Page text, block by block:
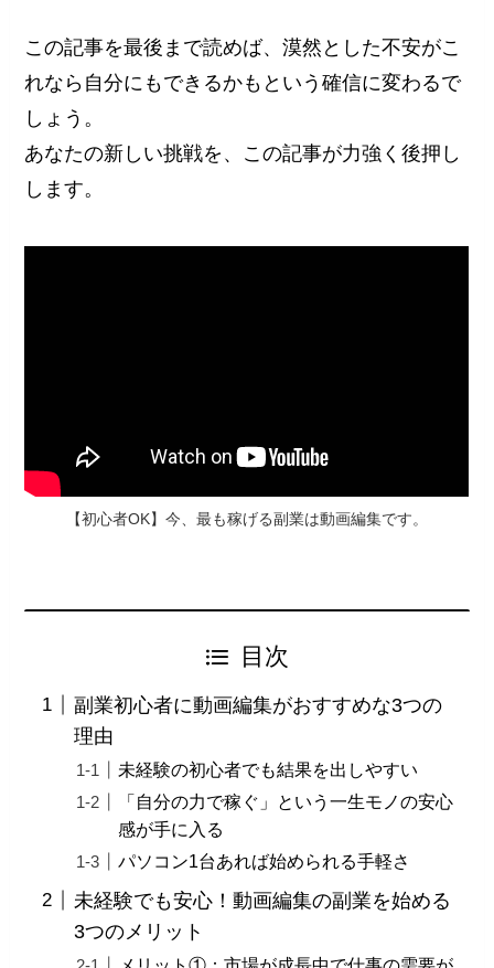
この記事を最後まで読めば、漠然とした不安がこ
れなら自分にもできるかもという確信に変わるで
しょう。
あなたの新しい挑戦を、この記事が力強く後押し
します。
【初心者OK】今、最も稼げる副業は動画編集です。
目次
副業初心者に動画編集がおすすめな3つの
理由
未経験の初心者でも結果を出しやすい
「自分の力で稼ぐ」という一生モノの安心
感が手に入る
パソコン1台あれば始められる手軽さ
未経験でも安心！動画編集の副業を始める
3つのメリット